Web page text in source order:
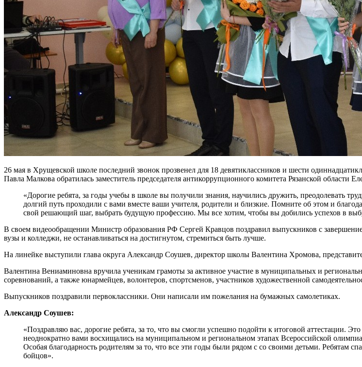
26 мая в Хрущевской школе последний звонок прозвенел для 18 девятиклассников и шести
Павла Малкова обратилась заместитель председателя антикоррупционного комитета Рязанской области
«Дорогие ребята, за годы учебы в школе вы получили знания, научились дружить, преодолевать
долгий путь проходили с вами вместе ваши учителя, родители и близкие. Помните об этом и
свой решающий шаг, выбрать будущую профессию. Мы все хотим, чтобы вы добились успехов в
В своем видеообращении Министр образования РФ Сергей Кравцов поздравил выпускников с
вузы и колледжи, не останавливаться на достигнутом, стремиться быть лучше.
На линейке выступили глава округа Александр Соушев, директор школы Валентина Хромова,
Валентина Вениаминовна вручила ученикам грамоты за активное участие в муниципальных и
соревнований, а также юнармейцев, волонтеров, спортсменов, участников художественной
Выпускников поздравили первоклассники. Они написали им пожелания на бумажных самолетиках.
Александр Соушев:
«Поздравляю вас, дорогие ребята, за то, что вы смогли успешно подойти к итоговой аттестации.
неоднократно вами восхищались на муниципальном и региональном этапах Всероссийской
Особая благодарность родителям за то, что все эти годы были рядом с со своими детьми. Ребятам
бойцов».